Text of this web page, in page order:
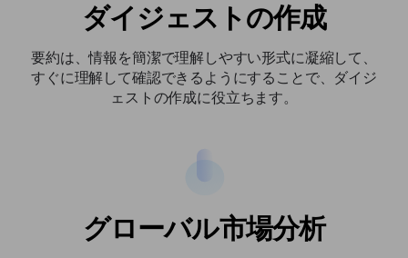
ダイジェストの作成
要約は、情報を簡潔で理解しやすい形式に凝縮して、
すぐに理解して確認できるようにすることで、ダイジ
ェストの作成に役立ちます。
グローバル市場分析